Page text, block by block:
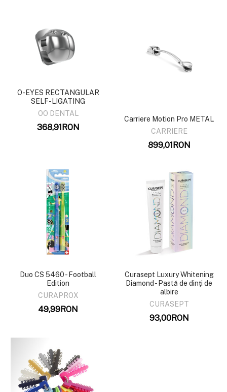
O-EYES RECTANGULAR
SELF-LIGATING
OO DENTAL
368,91RON
Carriere Motion Pro METAL
CARRIERE
899,01RON
Duo CS 5460 - Football
Edition
CURAPROX
49,99RON
Curasept Luxury Whitening
Diamond - Pastă de dinți de
albire
CURASEPT
93,00RON